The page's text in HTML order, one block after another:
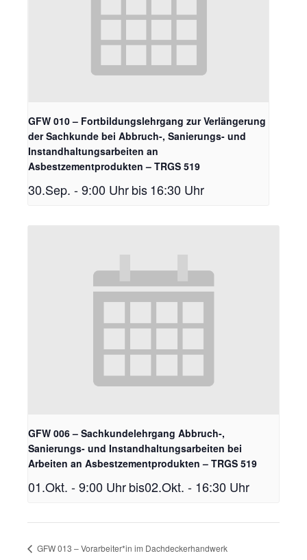
GFW 010 – Fortbildungslehrgang zur Verlängerung
der Sachkunde bei Abbruch-, Sanierungs- und
Instandhaltungsarbeiten an
Asbestzementprodukten – TRGS 519
30.Sep. - 9:00 Uhrbis16:30 Uhr
GFW 006 – Sachkundelehrgang Abbruch-,
Sanierungs- und Instandhaltungsarbeiten bei
Arbeiten an Asbestzementprodukten – TRGS 519
01.Okt. - 9:00 Uhrbis02.Okt. - 16:30 Uhr
GFW 013 – Vorarbeiter*in im Dachdeckerhandwerk